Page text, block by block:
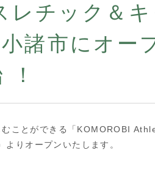
チック＆キ
諸市にオー
むことができる「KOMOROBI
りオープンいたします。